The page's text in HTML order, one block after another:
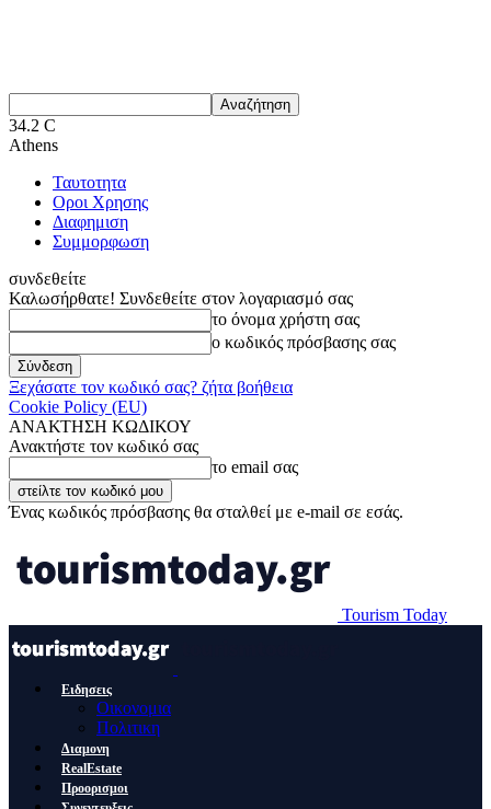
34.2 C
Athens
Ταυτοτητα
Οροι Χρησης
Διαφημιση
Συμμορφωση
συνδεθείτε
Καλωσήρθατε! Συνδεθείτε στον λογαριασμό σας
το όνομα χρήστη σας
ο κωδικός πρόσβασης σας
Ξεχάσατε τον κωδικό σας? ζήτα βοήθεια
Cookie Policy (EU)
ΑΝΑΚΤΗΣΗ ΚΩΔΙΚΟΥ
Ανακτήστε τον κωδικό σας
το email σας
Ένας κωδικός πρόσβασης θα σταλθεί με e-mail σε εσάς.
Tourism Today
Ειδησεις
Οικονομια
Πολιτικη
Διαμονη
RealEstate
Προορισμοι